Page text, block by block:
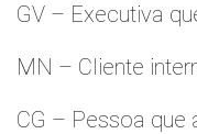
GV – Executiva
MN – Cliente
CG – Pessoa que